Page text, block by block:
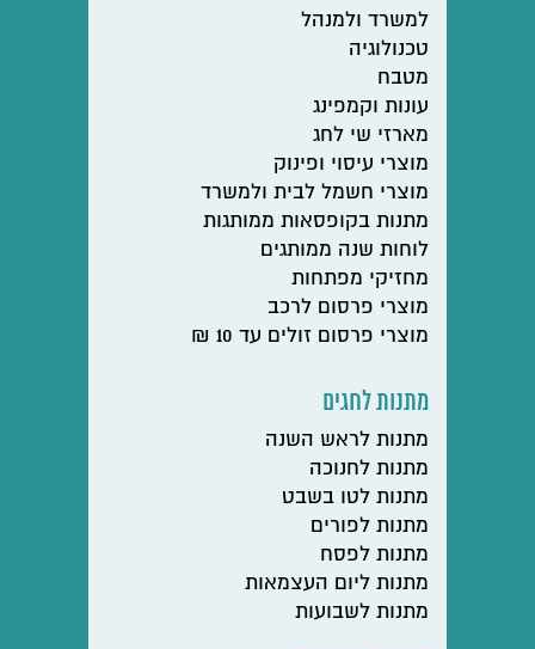
למשרד ולמנהל
טכנולוגיה
מטבח
עונות וקמפינג
מארזי שי לחג
מוצרי עיסוי ופינוק
מוצרי חשמל לבית ולמשרד
מתנות בקופסאות ממותגות
לוחות שנה ממותגים
מחזיקי מפתחות
מוצרי פרסום לרכב
מוצרי פרסום זולים עד 10 ₪
מתנות לחגים
מתנות לראש השנה
מתנות לחנוכה
מתנות לטו בשבט
מתנות לפורים
מתנות לפסח
מתנות ליום העצמאות
מתנות לשבועות